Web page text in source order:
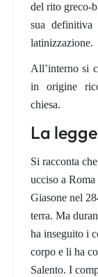
del rito greco-
sua definitiva
latinizzazione.
All’interno si
in origine
chiesa.
La
Si racconta
ucciso a
Giasone nel
terra. Ma
ha inseguito i
corpo e li ha
Salento. I